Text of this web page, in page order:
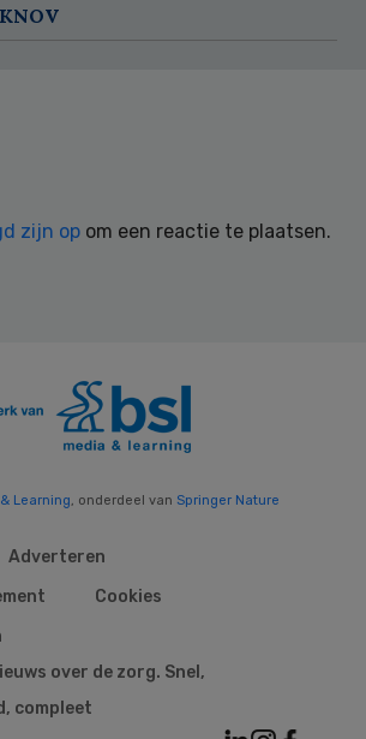
KNOV
zijn op om een reactie te plaatsen.
Learning, onderdeel van Springer Nature
Adverteren
Cookies
over de zorg. Snel,
compleet